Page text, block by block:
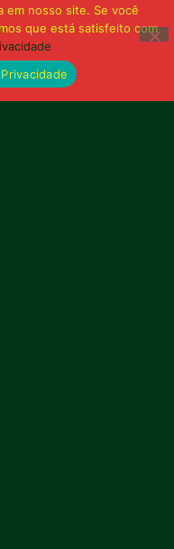
em nosso site. Se você
que está satisfeito com